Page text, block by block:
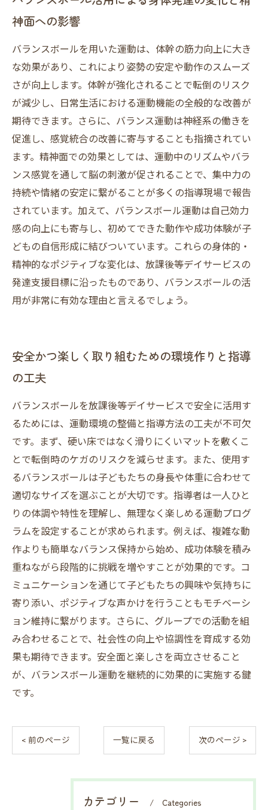
神面への影響
バランスボールを用いた運動は、体幹の筋力向上に大き
な効果があり、これにより姿勢の安定や動作のスムーズ
さが向上します。体幹が強化されることで転倒のリスク
が減少し、日常生活における運動機能の全般的な改善が
期待できます。さらに、バランス運動は神経系の働きを
促進し、感覚統合の改善に寄与することも指摘されてい
ます。精神面での効果としては、運動中のリズムやバラ
ンス感覚を通して脳の刺激が促されることで、集中力の
持続や情緒の安定に繋がることが多くの指導現場で報告
されています。加えて、バランスボール運動は自己効力
感の向上にも寄与し、初めてできた動作や成功体験が子
どもの自信形成に結びついています。これらの身体的・
精神的なポジティブな変化は、放課後等デイサービスの
発達支援目標に沿ったものであり、バランスボールの活
用が非常に有効な理由と言えるでしょう。
安全かつ楽しく取り組むための環境作りと指導
の工夫
バランスボールを放課後等デイサービスで安全に活用す
るためには、運動環境の整備と指導方法の工夫が不可欠
です。まず、硬い床ではなく滑りにくいマットを敷くこ
とで転倒時のケガのリスクを減らせます。また、使用す
るバランスボールは子どもたちの身長や体重に合わせて
適切なサイズを選ぶことが大切です。指導者は一人ひと
りの体調や特性を理解し、無理なく楽しめる運動プログ
ラムを設定することが求められます。例えば、複雑な動
作よりも簡単なバランス保持から始め、成功体験を積み
重ねながら段階的に挑戦を増やすことが効果的です。コ
ミュニケーションを通じて子どもたちの興味や気持ちに
寄り添い、ポジティブな声かけを行うこともモチベーシ
ョン維持に繋がります。さらに、グループでの活動を組
み合わせることで、社会性の向上や協調性を育成する効
果も期待できます。安全面と楽しさを両立させること
が、バランスボール運動を継続的に効果的に実施する鍵
です。
< 前のページ 一覧に戻る 次のページ >
カテゴリー Categories